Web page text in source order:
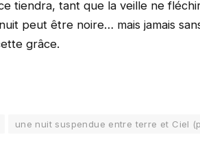
tiendra, tant que la veille ne
peut être noire… mais jamais
grâce.
une nuit suspendue entre terre et Ciel